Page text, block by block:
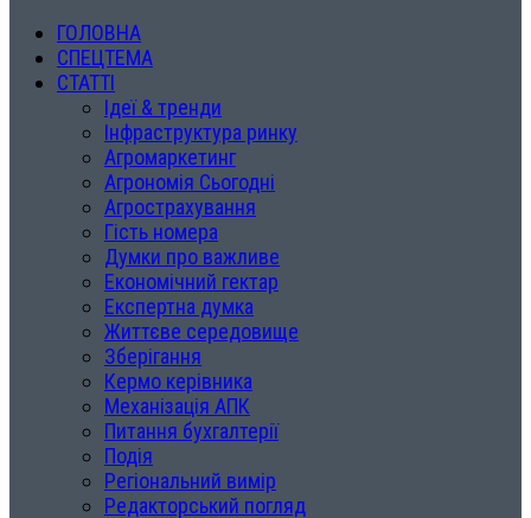
ГОЛОВНА
СПЕЦТЕМА
СТАТТІ
Ідеї & тренди
Інфраструктура ринку
Агромаркетинг
Агрономія Сьогодні
Агрострахування
Гість номера
Думки про важливе
Економічний гектар
Експертна думка
Життєве середовище
Зберігання
Кермо керівника
Механізація АПК
Питання бухгалтерії
Подія
Регіональний вимір
Редакторський погляд